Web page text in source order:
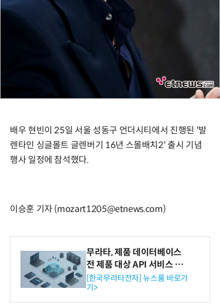
배우 현빈이 25일 서울 성동구 언더시티에서 진행된 '발
렌타인 싱글몰트 글렌버기 16년 스몰배치2' 출시 기념
행사 일정에 참석했다.
이승훈 기자 (mozart1205@etnews.com)
무라타, 제품 데이터베이스
전 제품 대상 API 서비스 제
공…73개 제품 카테고리로
확대
[한국무라타전자] 뉴스룸 바로가
기>